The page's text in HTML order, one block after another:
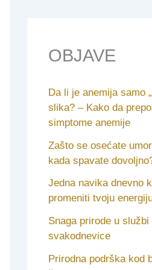
OBJAVE
Da li je anemija samo
slika? – Kako da
simptome anemije
Zašto se osećate
kada spavate
Jedna navika dnevno
promeniti tvoju
Snaga prirode u službi
svakodnevice
Prirodna podrška kod